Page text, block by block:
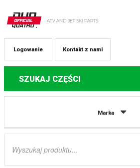
Kontakt z nami
Logowanie
SZUKAJ CZĘŚCI
Marka
Wyszukiwarka
Części do quadów Yamaha